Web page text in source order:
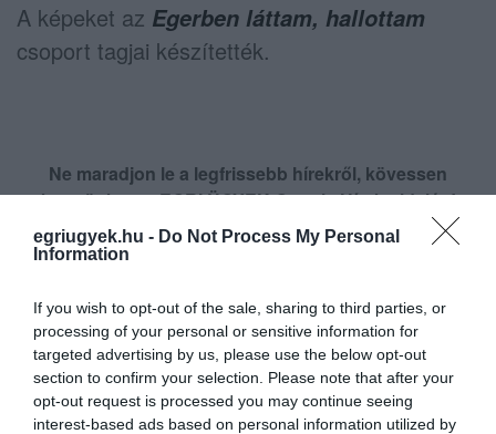
egriugyek.hu - Do Not Process My Personal
Information
If you wish to opt-out of the sale, sharing to third parties, or
processing of your personal or sensitive information for
targeted advertising by us, please use the below opt-out
section to confirm your selection. Please note that after your
opt-out request is processed you may continue seeing
interest-based ads based on personal information utilized by
A képeket az Egerben láttam, hallottam
csoport tagjai készítették.
Ne maradjon le a legfrissebb hírekről, kövessen
bennünket az EGRI ÜGYEK Google Hírek oldalán!